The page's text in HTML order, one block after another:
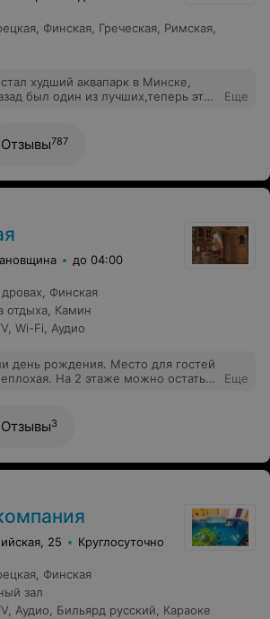
Финская Греческая Римская
худший аквапарк в Минске,
был один из лучших,теперь это
закрывали, отключали, в итоге
теплые, но зато добавился запах
сэкономили все самое
год чинили, они не
починили - их теперь еле
Ценник зато подняли в 3 раза,
там, абонементы отменили. Все
все деньги уходят не на
а "непонятно куда". Сходил
и убежал оттуда . Да и вода
Спрашивал - мол теперь это
обогрева, которых раньше
- люди и контингент. Беларусы
Еще
Отзывы787
до 04:00
Финская
отдыха Камин
Wi-Fi Аудио
день рождения. Место для гостей
На 2 этаже можно остаться
угостила чаем. Если необходим
пожалуйста, можно
большое Светлане за отдых!
Еще
Отзывы3
25 Круглосуточно
Финская
зал
Аудио Бильярд русский Караоке